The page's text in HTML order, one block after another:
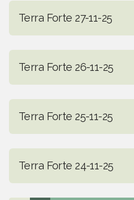
Terra Forte 27-11-25
Terra Forte 26-11-25
Terra Forte 25-11-25
Terra Forte 24-11-25